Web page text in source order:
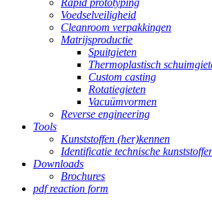
Rapid prototyping
Voedselveiligheid
Cleanroom verpakkingen
Matrijsproductie
Spuitgieten
Thermoplastisch
Custom casting
Rotatiegieten
Vacuümvormen
Reverse engineering
Tools
Kunststoffen (her)kennen
Identificatie technische
Downloads
Brochures
pdf reaction form